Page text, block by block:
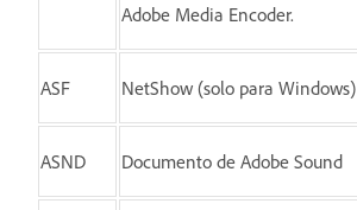
Adobe Media Encoder.
ASF NetShow (solo para Windows)
ASND Documento de Adobe Sound